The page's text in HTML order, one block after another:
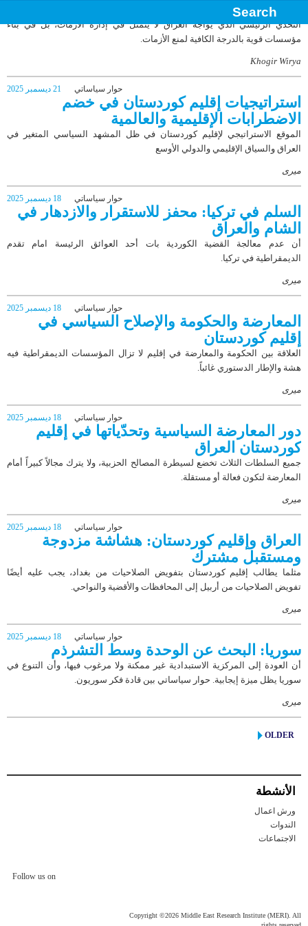
الإقليمية
التحدي الرئيسي الذي يواجه العراق لا يتمثل في إدارة الأزمات، بل في بناء
مؤسسات قوية بالدرجة الكافية لمنع الأزمات.
Khogir Wirya
21 ديسمبر 2025 حوار سياساتي
استراتيجيات إقليم كوردستان في خضم
الاضطرابات الإقليمية والعالمية
الموقع الاستراتيجي لإقليم كوردستان في ظل المشهد السياسي المتغير في
العراق والسياق الإقليمي والدولي الأوسع
میری
18 ديسمبر 2025 حوار سياساتي
السلم في تركيا: محفز للاستقرار والازدهار في
الشام والعراق
أن عدم معالجة القضية الكوردية بات أحد العوائق الرئيسة امام تقدم
الدیمقراطیة في تركيا.
میری
18 ديسمبر 2025 حوار سياساتي
المعارضة والحكومة والإصلاح السياسي في
إقليم كوردستان
العلاقة بين الحكومة والمعارضة في إقليم لا تزال المؤسسات الديمقراطية فيه
هشة والإطار الدستوري غائباً.
میری
18 ديسمبر 2025 حوار سياساتي
دور المعارضة السياسية وتحدّياتها في إقليم
كوردستان العراق
جميع السلطات الثلاث تخضع لسيطرة المصالح الحزبية، ولا يترك مجالاً كبيراً أمام
المعارضة لتكون فعالة أو مستقلة.
میری
18 ديسمبر 2025 حوار سياساتي
العراق وإقليم كوردستان: هشاشة مزدوجة
ومستقبل مشترك
مثلما يطالب إقليم كوردستان بتفويض الصلاحيات من بغداد، يجب عليه أيضًا
تفويض الصلاحيات من أربيل إلى المحافظات والأقضية والنواحي.
میری
18 ديسمبر 2025 حوار سياساتي
سوریا: البحث عن الوحدة وسط التشرذم
أن العودة إلى المركزية الاستبدادية غير ممكنة ولا مرغوب فيها، وأن التنوع في
سوريا يظل ميزة إيجابية. حوار سیاساتي بین قادة فكر سوریون.
میری
OLDER
الأنشطة
ورش اعمال
الندوات
الاجتماعات
Follow us on
Copyright ©2026 Middle East Research Institute (MERI). All